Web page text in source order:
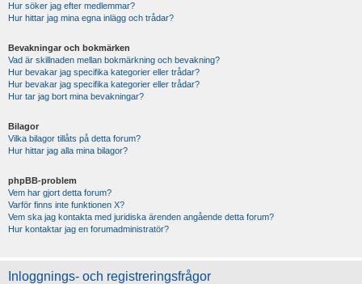
Hur söker jag efter medlemmar?
Hur hittar jag mina egna inlägg och trådar?
Bevakningar och bokmärken
Vad är skillnaden mellan bokmärkning och bevakning?
Hur bevakar jag specifika kategorier eller trådar?
Hur bevakar jag specifika kategorier eller trådar?
Hur tar jag bort mina bevakningar?
Bilagor
Vilka bilagor tillåts på detta forum?
Hur hittar jag alla mina bilagor?
phpBB-problem
Vem har gjort detta forum?
Varför finns inte funktionen X?
Vem ska jag kontakta med juridiska ärenden angående detta forum?
Hur kontaktar jag en forumadministratör?
Inloggnings- och registreringsfrågor